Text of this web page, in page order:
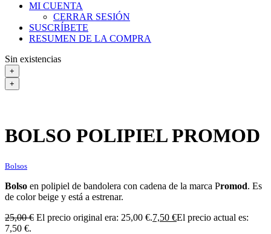
MI CUENTA
CERRAR SESIÓN
SUSCRÍBETE
RESUMEN DE LA COMPRA
Sin existencias
+
+
BOLSO POLIPIEL PROMOD
Bolsos
Bolso en polipiel de bandolera con cadena de la marca Promod. Es
de color beige y está a estrenar.
25,00€ El precio original era: 25,00 €.7,50 €El precio actual es:
7,50 €.